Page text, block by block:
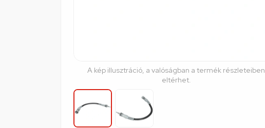
A kép illusztráció, a valóságban a termék részleteiben
eltérhet.